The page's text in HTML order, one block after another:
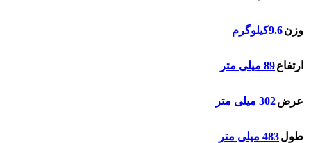
وزن9.6کیلوگرم
ارتفاع89 میلی متر
عرض302 میلی متر
طول483 میلی متر